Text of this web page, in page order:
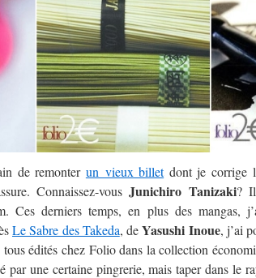
de remonter un vieux billetdont je corrige
Connaissez-vousJunichiro Tanizaki?
Ces derniers temps, en plus des mangas,
Le Sabre des Takeda, deYasushi Inoue, j’ai
édités chez Folio dans la collection
par une certaine pingrerie, mais taper dans le